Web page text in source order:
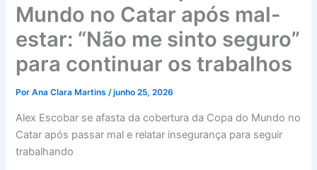
Mundo no Catar após mal-
estar: “Não me sinto seguro”
para continuar os trabalhos
PorAna Clara Martins/junho 25, 2026
Alex Escobar se afasta da cobertura da Copa do Mundo no
Catar após passar mal e relatar insegurança para seguir
trabalhando